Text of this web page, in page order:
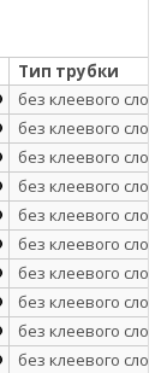
Тип трубки
без клеевого слоя
без клеевого слоя
без клеевого слоя
без клеевого слоя
без клеевого слоя
без клеевого слоя
без клеевого слоя
без клеевого слоя
без клеевого слоя
без клеевого слоя